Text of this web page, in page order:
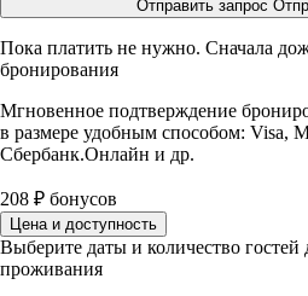
Отправить запрос
Пока платить не нужно. Сначала
бронирования
Мгновенное подтверждение
в размере удобным способом: Visa,
Сбербанк.Онлайн и др.
208 ₽ бонусов
Цена и доступность
Выберите даты и количество гостей
проживания